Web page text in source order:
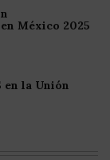
México 2025
la Unión